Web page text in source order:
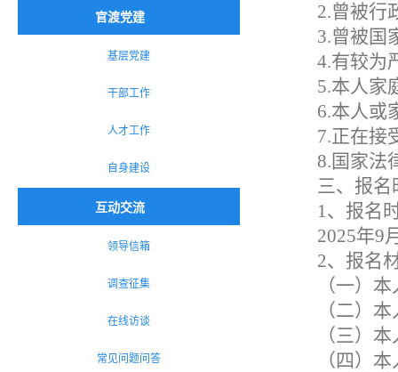
官渡党建
基层党建
干部工作
人才工作
自身建设
互动交流
领导信箱
调查征集
在线访谈
常见问题问答
2.曾被行
3.曾被国
4.有较为
5.本人家
6.本人或
7.正在接
8.国家法
三、报名
1、报名
2025年9
2、报名
（一）
（二）
（三）
（四）